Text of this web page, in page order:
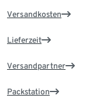
Versandkosten
Lieferzeit
Versandpartner
Packstation